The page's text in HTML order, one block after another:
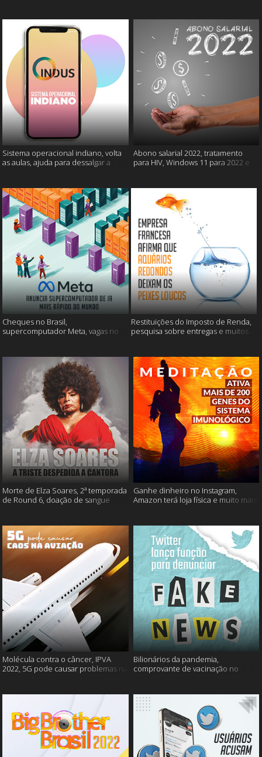
Sistema operacional indiano, volta
as aulas, ajuda para dessalgar a
Abono salarial 2022, tratamento
para HIV, Windows 11 para 2022 e
Cheques no Brasil,
supercomputador Meta, vagas no
Restituições do Imposto de Renda,
pesquisa sobre entregas e muitos
Morte de Elza Soares, 2ª temporada
de Round 6, doação de sangue
Ganhe dinheiro no Instagram,
Amazon terá loja física e muito mais!
Molécula contra o câncer, IPVA
2022, 5G pode causar problemas na
Bilionários da pandemia,
comprovante de vacinação no